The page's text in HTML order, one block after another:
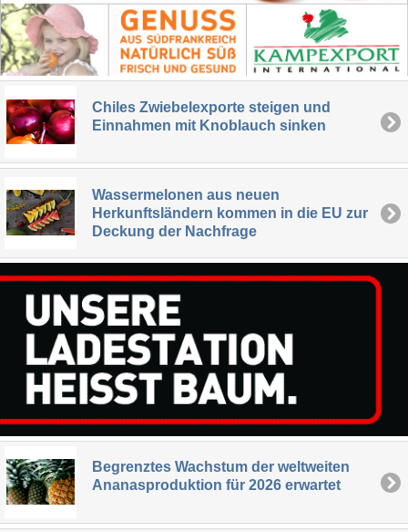
Chiles Zwiebelexporte steigen und
Einnahmen mit Knoblauch sinken
Wassermelonen aus neuen
Herkunftsländern kommen in die EU zur
Deckung der Nachfrage
Begrenztes Wachstum der weltweiten
Ananasproduktion für 2026 erwartet